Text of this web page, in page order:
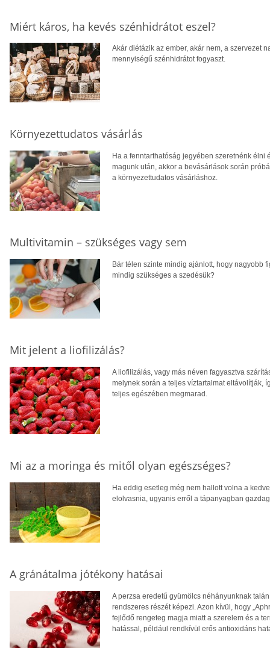
Miért káros, ha kevés szénhidrátot eszel?
Akár diétázik az ember, akár nem, a szervezet
mennyiségű szénhidrátot fogyaszt.
Környezettudatos vásárlás
Ha a fenntarthatóság jegyében szeretnénk
magunk után, akkor a bevásárlások során
a környezettudatos vásárláshoz.
Multivitamin – szükséges vagy sem
Bár télen szinte mindig ajánlott, hogy nagyobb
mindig szükséges a szedésük?
Mit jelent a liofilizálás?
A liofilizálás, vagy más néven fagyasztva
melynek során a teljes víztartalmat eltávolítják,
teljes egészében megmarad.
Mi az a moringa és mitől olyan egészséges?
Ha eddig esetleg még nem hallott volna a
elolvasnia, ugyanis erről a tápanyagban
A gránátalma jótékony hatásai
A perzsa eredetű gyümölcs néhányunknak
rendszeres részét képezi. Azon kívül, hogy
fejlődő rengeteg magja miatt a szerelem és a
hatással, például rendkívül erős antioxidáns